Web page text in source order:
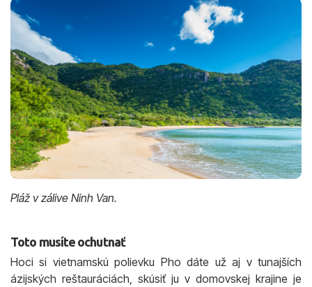
Pláž v zálive Ninh Van.
Toto musíte ochutnať
Hoci si vietnamskú polievku Pho dáte už aj v tunajších
ázijských reštauráciách, skúsiť ju v domovskej krajine je